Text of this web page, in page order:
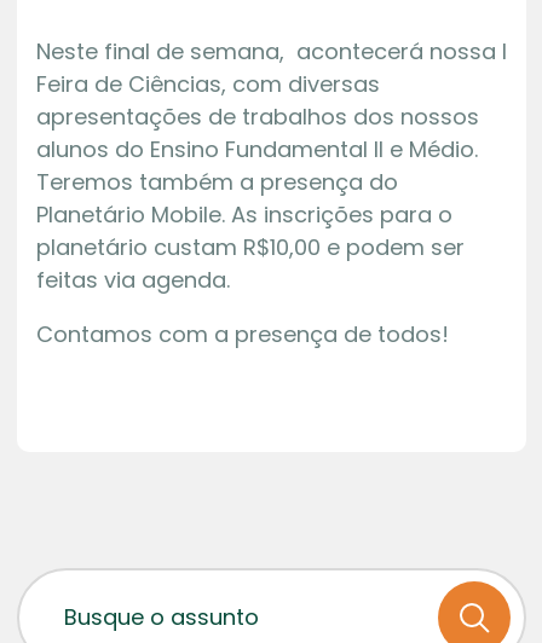
Neste final de semana, acontecerá nossa I
Feira de Ciências, com diversas
apresentações de trabalhos dos nossos
alunos do Ensino Fundamental II e Médio.
Teremos também a presença do
Planetário Mobile. As inscrições para o
planetário custam R$10,00 e podem ser
feitas via agenda.
Contamos com a presença de todos!